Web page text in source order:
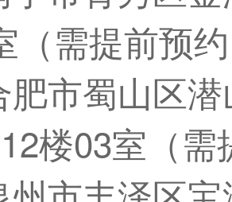
（需提前预
肥市蜀山区
楼03室（